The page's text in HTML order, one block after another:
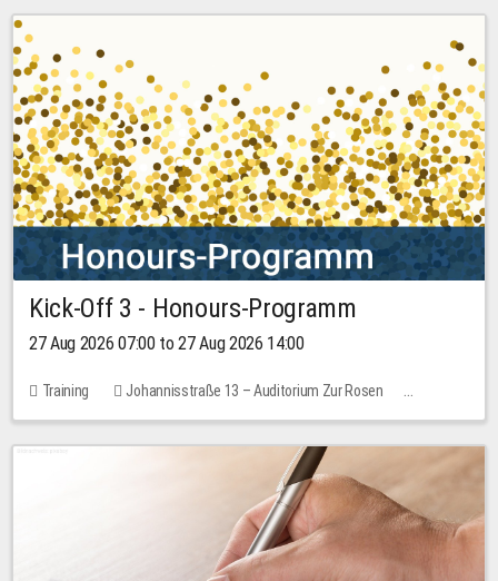
Kick-Off 3 - Honours-Programm
27 Aug 2026 07:00 to 27 Aug 2026 14:00
Training
Johannisstraße 13 – Auditorium Zur Rosen
11 places